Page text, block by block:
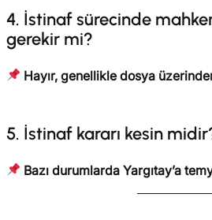
4. İstinaf sürecinde
gerekir mi?
Hayır, genellikle dosya
5. İstinaf kararı kesin
Bazı durumlarda Yargıtay’a